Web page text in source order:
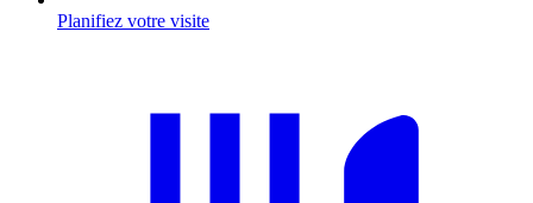
Planifiez votre visite